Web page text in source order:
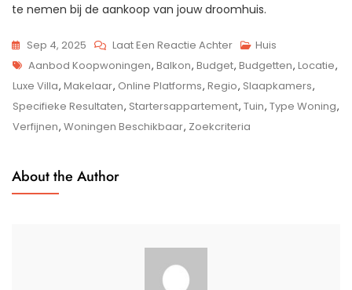
te nemen bij de aankoop van jouw droomhuis.
Sep 4, 2025 Laat Een Reactie AchterOp
Ontdek
Het
Diverse
Aanbod
Huis
Tags
Aanbod Koopwoningen, Balkon, Budget, Budgetten, Locatie,
Luxe Villa, Makelaar, Online Platforms, Regio, Slaapkamers,
Specifieke Resultaten, Startersappartement, Tuin, Type Woning,
Verfijnen, Woningen Beschikbaar, Zoekcriteria
About the Author